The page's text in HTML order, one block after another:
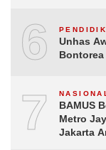
6
Unhas
Bontorea
7
BAMUS
Metro
Jakarta